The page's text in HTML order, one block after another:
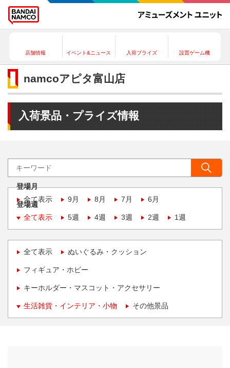
店舗情報 イベント&ニュース 入荷プライズ 設置ゲーム機
namcoアピタ富山店
入荷景品・プライズ情報
登場月
全て表示
9月 8月 7月 6月
登場週
全て表示
5週 4週 3週 2週 1週
全て表示 ぬいぐるみ・クッション
フィギュア・ホビー
キーホルダー・マスコット・アクセサリー
生活雑貨・インテリア・小物 その他景品